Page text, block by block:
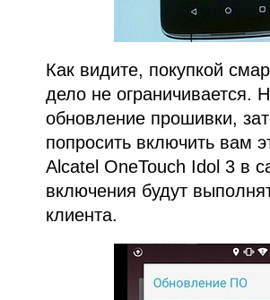
Как видите, покупкой
дело не ограничивается.
обновление прошивки,
попросить включить вам
Alcatel OneTouch Idol 3 в
включения будут
клиента.